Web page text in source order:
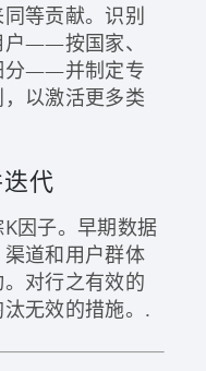
等贡献。识别
户——按国家、
分——并制定专
以激活更多类
代
因子。早期数据
道和用户群体
对行之有效的
无效的措施。.